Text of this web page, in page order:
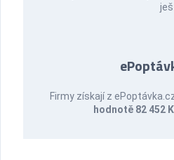
Firmy získají z
hodnotě 82 452